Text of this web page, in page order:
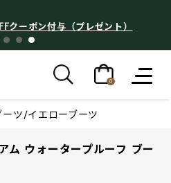
クーポン付与（プレゼント）
0
ツ/イエローブーツ
ム ウォータープルーフ ブー